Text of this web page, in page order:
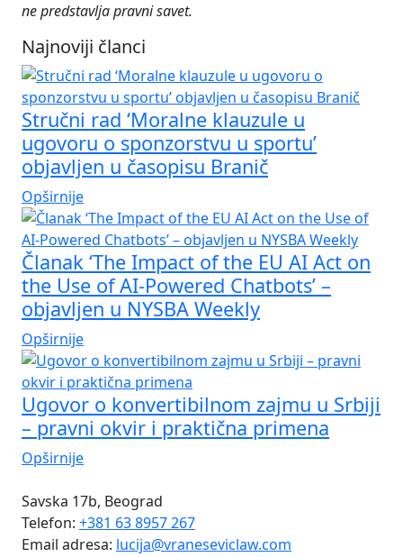
ne predstavlja pravni savet.
Najnoviji članci
Stručni rad ‘Moralne klauzule u
ugovoru o sponzorstvu u sportu’
objavljen u časopisu Branič
Opširnije
Članak ‘The Impact of the EU AI Act on
the Use of AI-Powered Chatbots’ –
objavljen u NYSBA Weekly
Opširnije
Ugovor o konvertibilnom zajmu u Srbiji
– pravni okvir i praktična primena
Opširnije
Savska 17b, Beograd
Telefon: +381 63 8957 267
Email adresa: lucija@vraneseviclaw.com